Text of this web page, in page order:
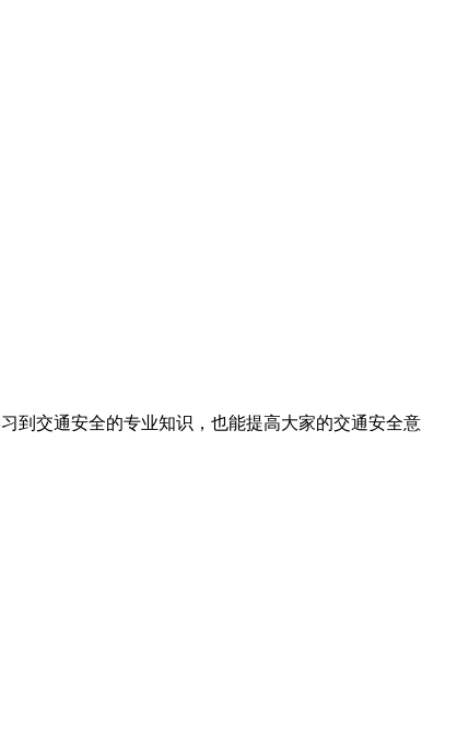
到交通安全的专业知识，也能提高大家的交通安全意